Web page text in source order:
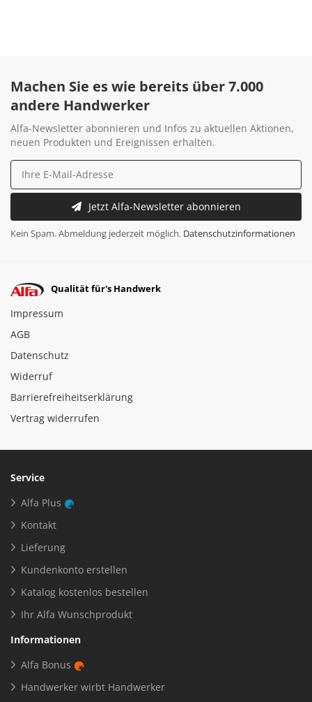
Machen Sie es wie bereits über 7.000
andere Handwerker
Alfa-Newsletter abonnieren und Infos zu aktuellen Aktionen,
neuen Produkten und Ereignissen erhalten.
Jetzt Alfa-Newsletter abonnieren
Kein Spam. Abmeldung jederzeit möglich. Datenschutzinformationen
Qualität für's Handwerk
Impressum
AGB
Datenschutz
Widerruf
Barrierefreiheitserklärung
Vertrag widerrufen
Service
Alfa Plus
Kontakt
Lieferung
Kundenkonto erstellen
Katalog kostenlos bestellen
Ihr Alfa Wunschprodukt
Informationen
Alfa Bonus
Handwerker wirbt Handwerker